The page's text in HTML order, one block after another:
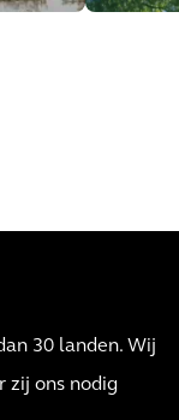
30 landen. Wij
zij ons nodig